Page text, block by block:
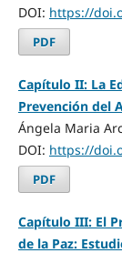
DOI: https://
PDF
Capítulo II: La
Prevención del
Ángela Maria
DOI: https://
PDF
Capítulo III: El
de la Paz: